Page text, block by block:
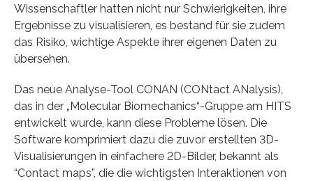
Wissenschaftler hatten nicht nur Schwierigkeiten, ihre
Ergebnisse zu visualisieren, es bestand für sie zudem
das Risiko, wichtige Aspekte ihrer eigenen Daten zu
übersehen.
Das neue Analyse-Tool CONAN (CONtact ANalysis),
das in der „Molecular Biomechanics“-Gruppe am HITS
entwickelt wurde, kann diese Probleme lösen. Die
Software komprimiert dazu die zuvor erstellten 3D-
Visualisierungen in einfachere 2D-Bilder, bekannt als
“Contact maps”, die die wichtigsten Interaktionen von